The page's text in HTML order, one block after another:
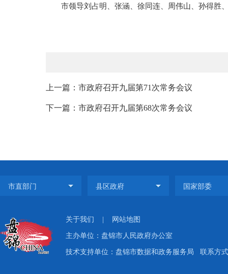
市领导刘占明、张涵、徐同连、周伟山、孙得胜
上一篇：市政府召开九届第71次常务会议
下一篇：市政府召开九届第68次常务会议
关于我们 网站地图
主办单位：盘锦市人民政府办公室
技术支持单位：盘锦市数据和政务服务局 联系方